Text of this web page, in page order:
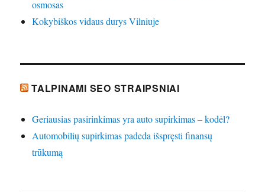
osmosas
Kokybiškos vidaus durys Vilniuje
TALPINAMI SEO STRAIPSNIAI
Geriausias pasirinkimas yra auto supirkimas – kodėl?
Automobilių supirkimas padeda išspręsti finansų
trūkumą